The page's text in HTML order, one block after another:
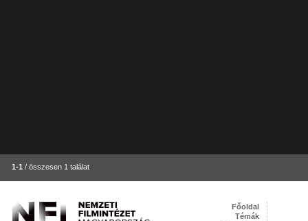
1-1 / összesen 1 találat
Főoldal
Témák